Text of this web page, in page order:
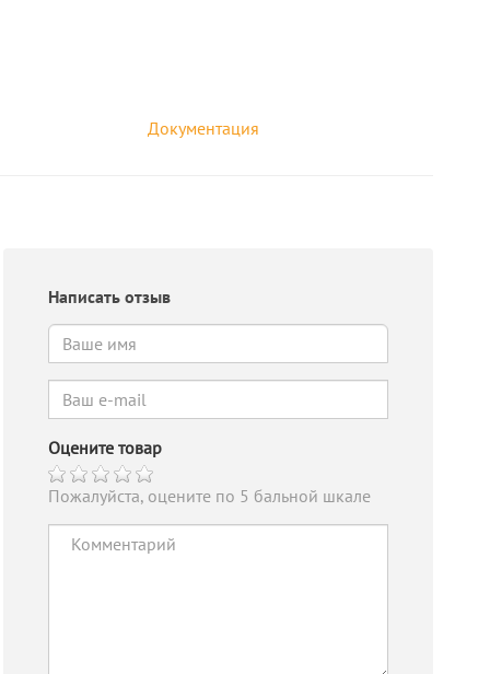
Документация
Написать отзыв
Оцените товар
Пожалуйста, оцените по 5 бальной шкале